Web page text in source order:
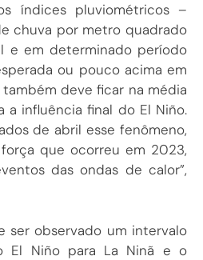
índices pluviométricos –
chuva por metro quadrado
e em determinado período
ou pouco acima em
deve ficar na média
a influência final do El Niño.
de abril esse fenômeno,
que ocorreu em 2023,
das ondas de calor”,
ser observado um intervalo
El Niño para La Ninã e o